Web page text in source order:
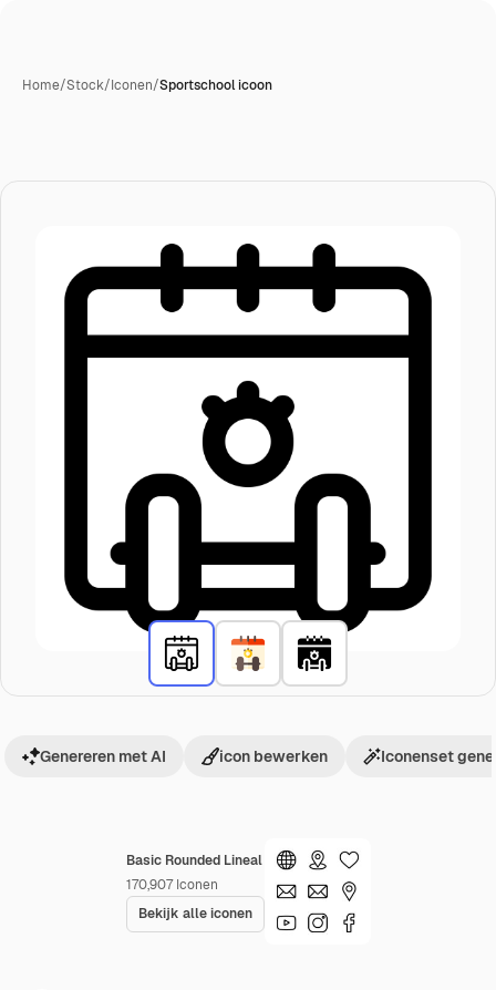
Home/Stock/Iconen/Sportschool icoon
Basic Rounded Lineal
170,907 Iconen
Bekijk alle iconen
Genereren met AI icon bewerken Iconenset